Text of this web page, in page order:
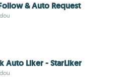
& Auto Request
Auto Liker - StarLiker